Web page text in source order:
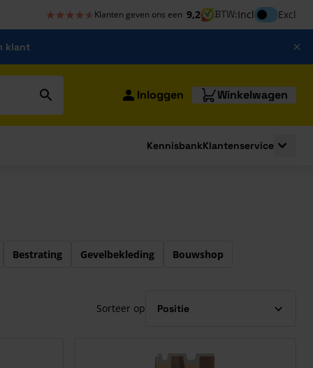
★★★★★
★★★★★ Klanten geven ons een 9,2 BTW:InclInclusief btw
Excl
klant
Inloggen Winkelwagen
for Bouwshop
KennisbankKlantenservice
Bestrating Gevelbekleding Bouwshop
Sorteer op